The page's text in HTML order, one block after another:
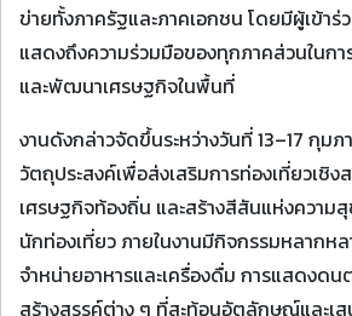
ข่ายทั้งภาครัฐและภาคเอกชน โดยมีผู้เข้าร่
แสดงถึงความร่วมมือของทุกภาคส่วนในกา
และพัฒนาเศรษฐกิจในพื้นที่
งานดังกล่าวจัดขึ้นระหว่างวันที่ 13–17 กุม
วัตถุประสงค์เพื่อส่งเสริมการท่องเที่ยวเชิง
เศรษฐกิจท้องถิ่น และสร้างสีสันแห่งความ
นักท่องเที่ยว ภายในงานมีกิจกรรมหลากห
จำหน่ายอาหารและเครื่องดื่ม การแสดงดน
สร้างสรรค์ต่าง ๆ ที่สะท้อนอัตลักษณ์และเ